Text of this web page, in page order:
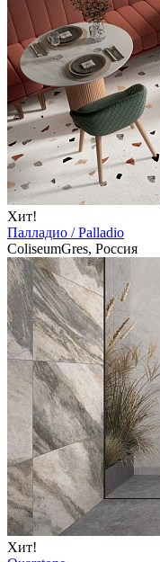
Хит!
Палладио / Palladio
ColiseumGres, Россия
Хит!